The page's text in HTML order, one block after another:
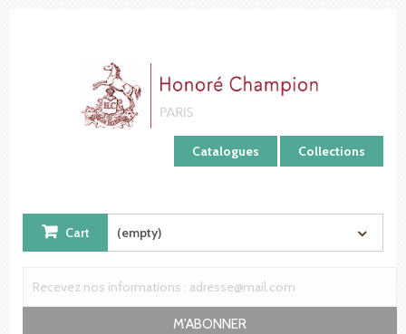
Catalogues Collections
Cart (empty)
M'ABONNER